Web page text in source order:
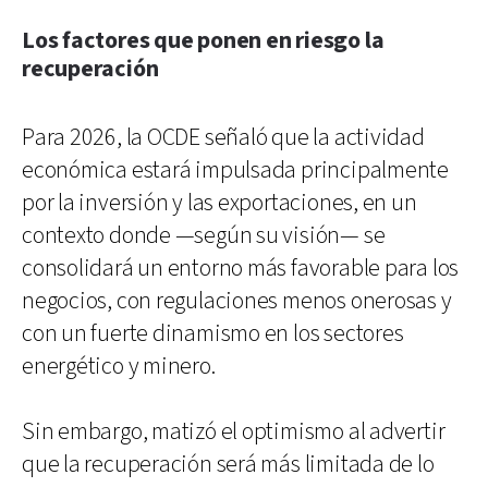
Los factores que ponen en riesgo la
recuperación
Para 2026, la OCDE señaló que la actividad
económica estará impulsada principalmente
por la inversión y las exportaciones, en un
contexto donde —según su visión— se
consolidará un entorno más favorable para los
negocios, con regulaciones menos onerosas y
con un fuerte dinamismo en los sectores
energético y minero.
Sin embargo, matizó el optimismo al advertir
que la recuperación será más limitada de lo